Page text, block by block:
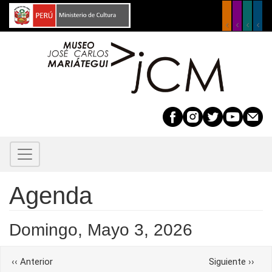
Pasar
Agenda
Domingo, Mayo 3, 2026
Paginación
‹‹ Anterior Siguiente ››
Before
01
02